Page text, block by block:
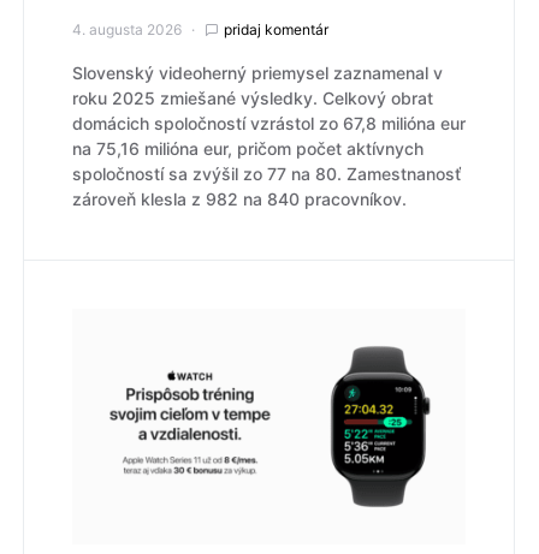
4. augusta 2026 pridaj komentár
Slovenský videoherný priemysel zaznamenal v
roku 2025 zmiešané výsledky. Celkový obrat
domácich spoločností vzrástol zo 67,8 milióna eur
na 75,16 milióna eur, pričom počet aktívnych
spoločností sa zvýšil zo 77 na 80. Zamestnanosť
zároveň klesla z 982 na 840 pracovníkov.